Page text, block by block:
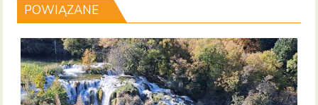
POWIĄZANE